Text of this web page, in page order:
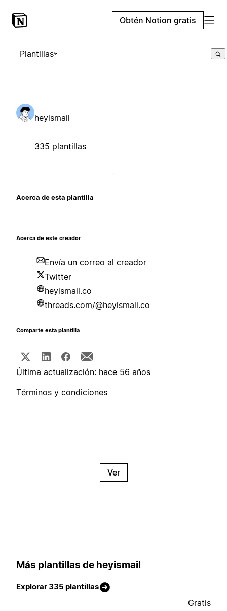
Obtén Notion gratis
Plantillas
heyismail
335 plantillas
Acerca de esta plantilla
Acerca de este creador
Envía un correo al creador
Twitter
heyismail.co
threads.com/@heyismail.co
Comparte esta plantilla
Última actualización: hace 56 años
Términos y condiciones
Ver
Más plantillas de heyismail
Explorar 335 plantillas
Gratis